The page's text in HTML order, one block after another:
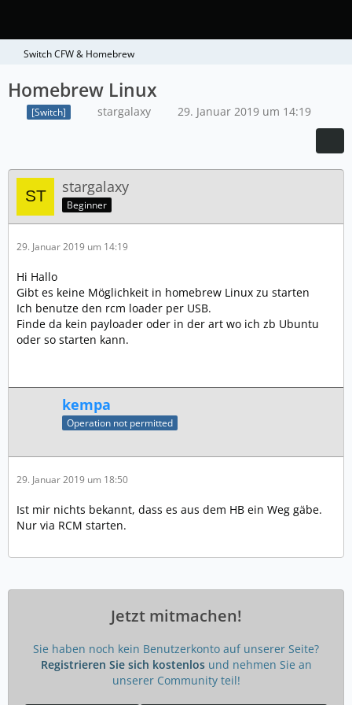
Switch CFW & Homebrew
Homebrew Linux
[Switch] stargalaxy 29. Januar 2019 um 14:19
stargalaxy
Beginner
29. Januar 2019 um 14:19
Hi Hallo
Gibt es keine Möglichkeit in homebrew Linux zu starten
Ich benutze den rcm loader per USB.
Finde da kein payloader oder in der art wo ich zb Ubuntu
oder so starten kann.
kempa
Operation not permitted
29. Januar 2019 um 18:50
Ist mir nichts bekannt, dass es aus dem HB ein Weg gäbe.
Nur via RCM starten.
Jetzt mitmachen!
Sie haben noch kein Benutzerkonto auf unserer Seite?
Registrieren Sie sich kostenlosund nehmen Sie an
unserer Community teil!